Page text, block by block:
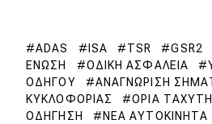
ADAS ISA TSR GSR2
ΈΝΩΣΗ
ΟΔΙΚΉ ΑΣΦΆΛΕΙΑ
ΟΔΗΓΟΎ
ΑΝΑΓΝΏΡΙΣΗ
ΚΥΚΛΟΦΟΡΊΑΣ
ΌΡΙΑ
ΟΔΉΓΗΣΗ
ΝΈΑ ΑΥΤΟΚΊΝΗΤΑ